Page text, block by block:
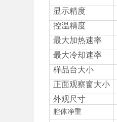
显示精度
控温精度
最大加热速率
最大冷却速率
样品台大小
正面观察窗大小
外观尺寸
腔体净重